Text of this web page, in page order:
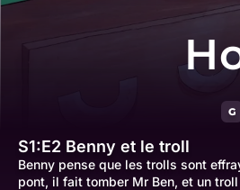
G
S1:E2 Benny et le troll
Benny pense que les trolls sont
pont, il fait tomber Mr Ben, et un